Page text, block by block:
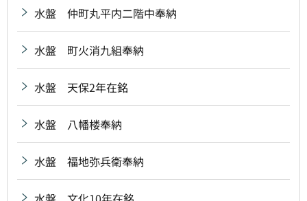
水盤 仲町丸平内二階中奉納
水盤 町火消九組奉納
水盤 天保2年在銘
水盤 八幡楼奉納
水盤 福地弥兵衛奉納